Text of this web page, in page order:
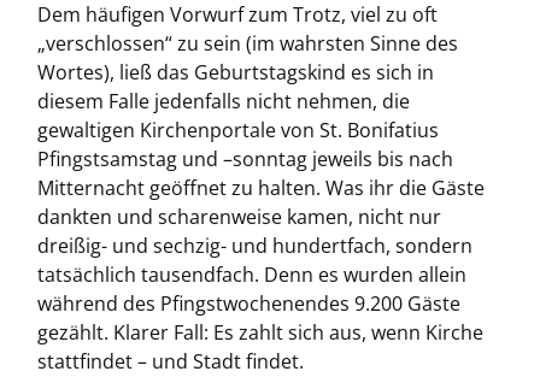
Dem häufigen Vorwurf zum Trotz, viel zu oft
„verschlossen“ zu sein (im wahrsten Sinne des
Wortes), ließ das Geburtstagskind es sich in
diesem Falle jedenfalls nicht nehmen, die
gewaltigen Kirchenportale von St. Bonifatius
Pfingstsamstag und –sonntag jeweils bis nach
Mitternacht geöffnet zu halten. Was ihr die Gäste
dankten und scharenweise kamen, nicht nur
dreißig- und sechzig- und hundertfach, sondern
tatsächlich tausendfach. Denn es wurden allein
während des Pfingstwochenendes 9.200 Gäste
gezählt. Klarer Fall: Es zahlt sich aus, wenn Kirche
stattfindet – und Stadt findet.